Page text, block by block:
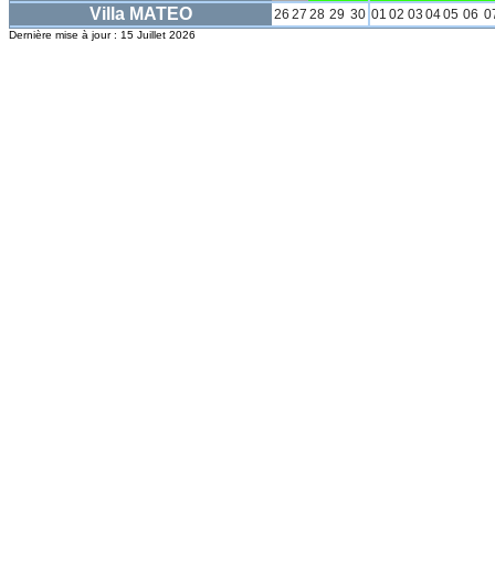
Villa MATEO 26 27 28 29 30 01 02 03 0405 06
Dernière mise à jour : 15 Juillet 2026